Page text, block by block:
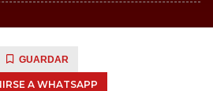
GUARDAR
A WHATSAPP